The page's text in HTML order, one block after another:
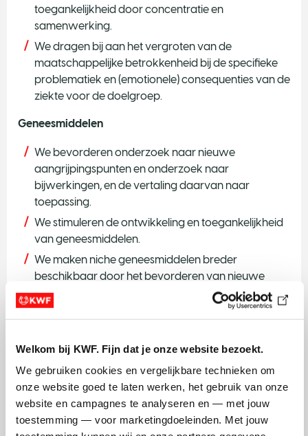
Welkom bij KWF. Fijn dat je onze website bezoekt.
We gebruiken cookies en vergelijkbare technieken om
onze website goed te laten werken, het gebruik van onze
website en campagnes te analyseren en — met jouw
toestemming — voor marketingdoeleinden. Met jouw
toegankelijkheid door concentratie en
samenwerking.
We dragen bij aan het vergroten van de
maatschappelijke betrokkenheid bij de specifieke
problematiek en (emotionele) consequenties van de
ziekte voor de doelgroep.
Geneesmiddelen
We bevorderen onderzoek naar nieuwe
aangrijpingspunten en onderzoek naar
bijwerkingen, en de vertaling daarvan naar
toepassing.
We stimuleren de ontwikkeling en toegankelijkheid
van geneesmiddelen.
We maken niche geneesmiddelen breder
beschikbaar door het bevorderen van nieuwe
businessmodellen en investeren in infrastructuur
voor niet-commerciële geneesmiddelen.
productie op locatie.
We bevorderen duurzame medicijnontwikkeling
door maatschappelijk verantwoord licentiëren en
(internationale) transparantie in de prijsopbouw.
We scheppen de juiste randvoorwaarden voor